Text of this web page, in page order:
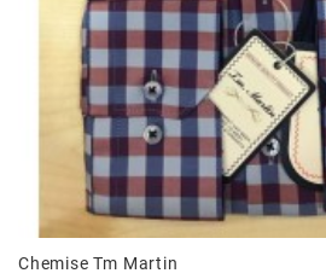
Chemise Tm Martin